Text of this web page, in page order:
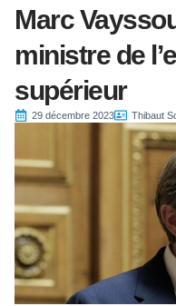
Marc
ministre de
supérieur
29 décembre 2023 Thibaut